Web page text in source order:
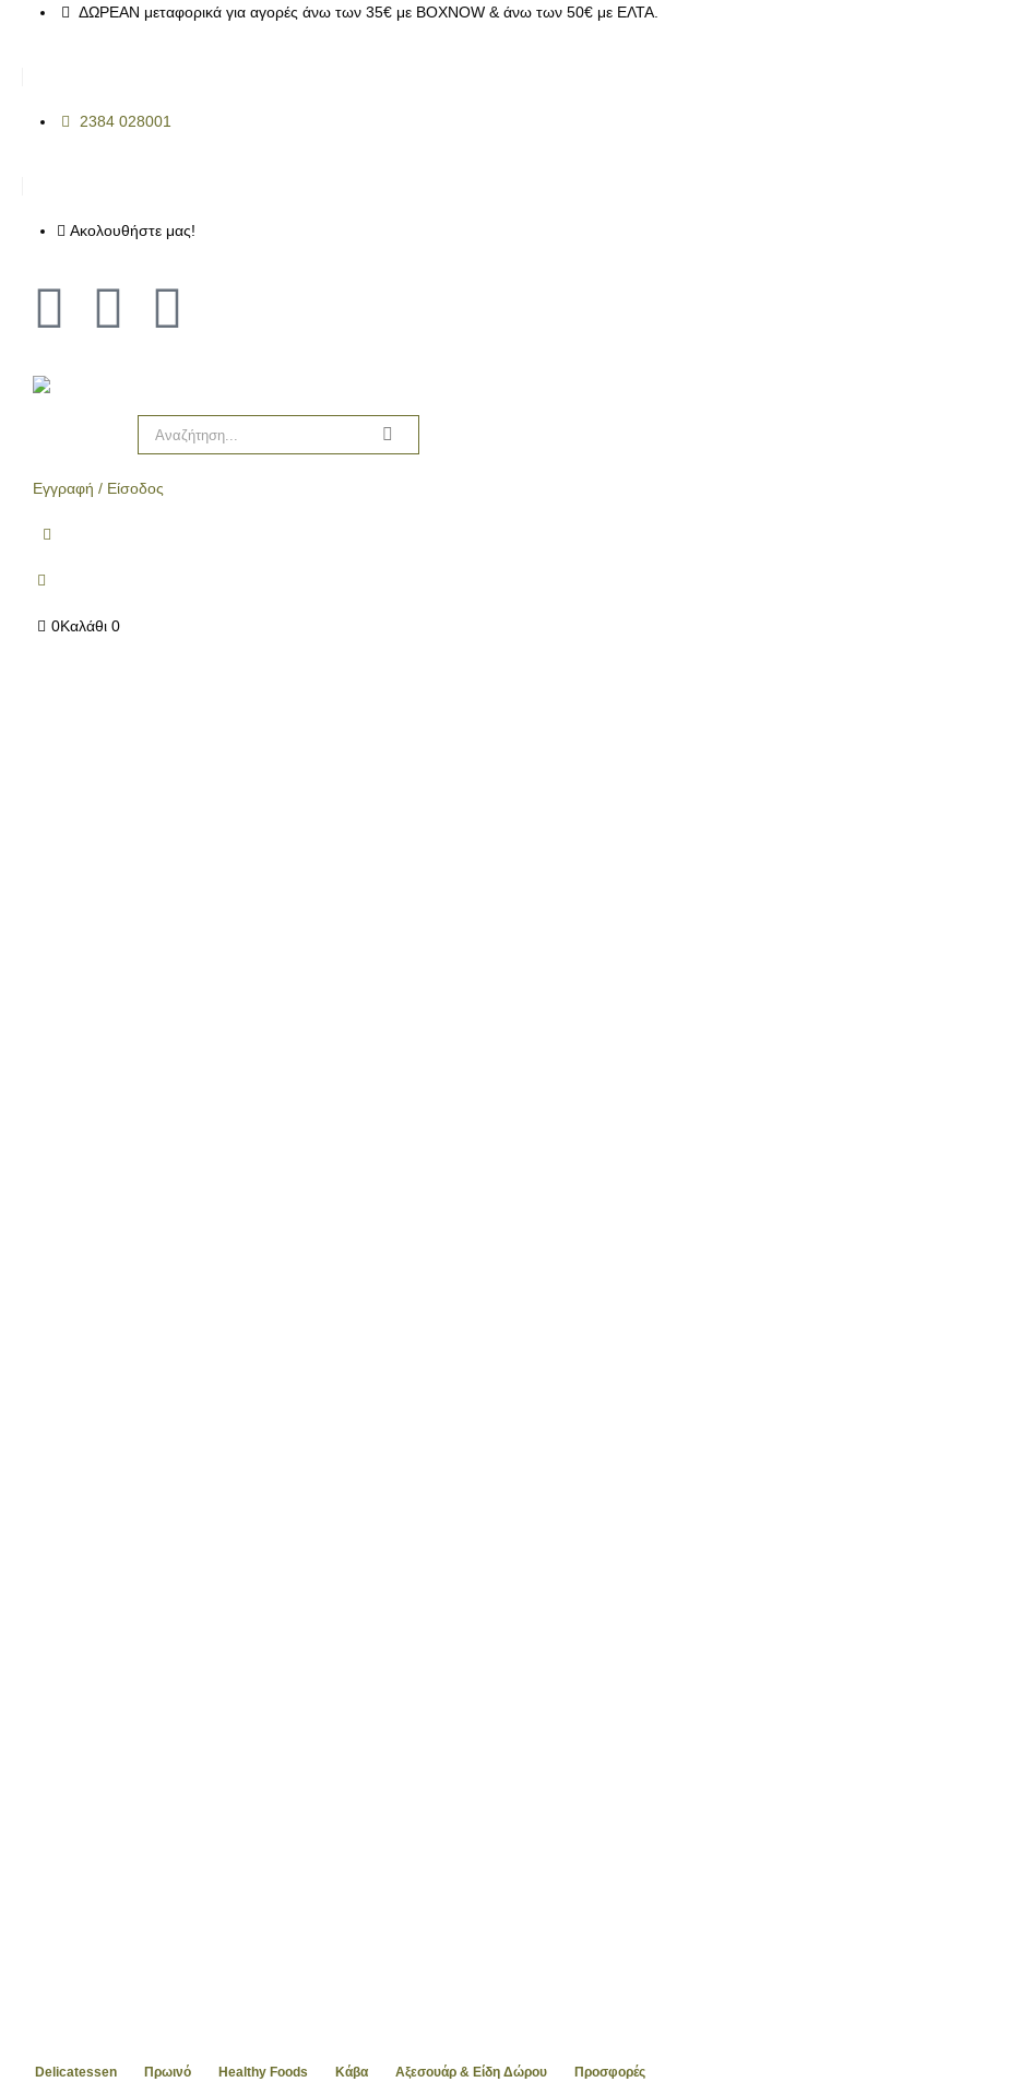
ΔΩΡΕΑΝ μεταφορικά για αγορές άνω των 35€ με BOXNOW & άνω των 50€ με ΕΛΤΑ.
2384 028001
Ακολουθήστε μας!
Εγγραφή / Είσοδος
0Καλάθι 0
Delicatessen Πρωινό Healthy Foods Kάβα Αξεσουάρ & Είδη Δώρου Προσφορές